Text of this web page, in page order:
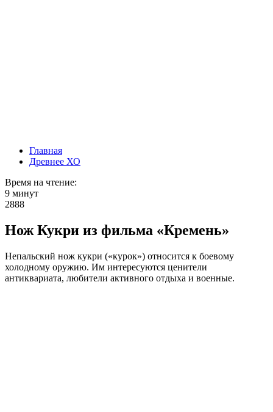
Главная
Древнее ХО
Время на чтение:
9 минут
2888
Нож Кукри из фильма «Кремень»
Непальский нож кукри («курок») относится к боевому
холодному оружию. Им интересуются ценители
антиквариата, любители активного отдыха и военные.